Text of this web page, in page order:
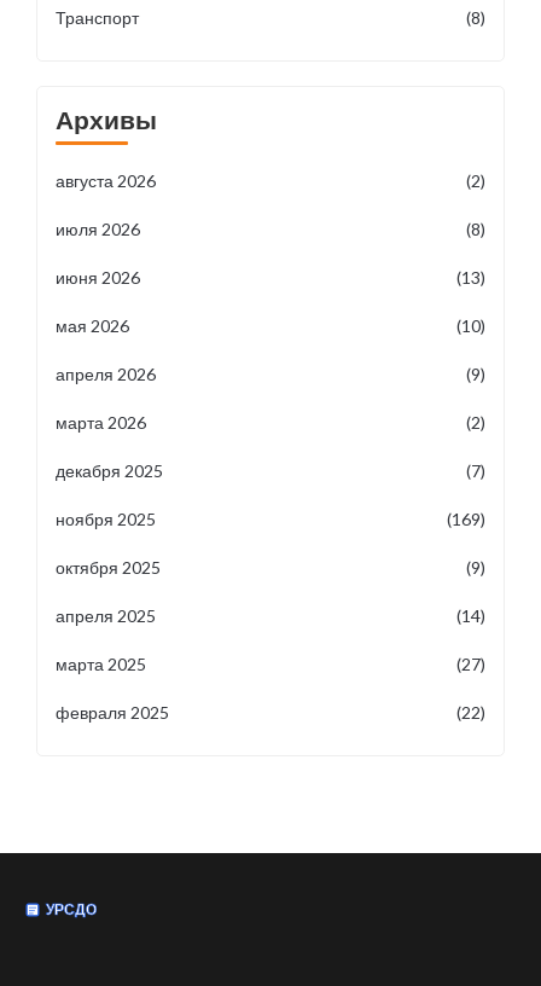
Транспорт (8)
Архивы
августа 2026 (2)
июля 2026 (8)
июня 2026 (13)
мая 2026 (10)
апреля 2026 (9)
марта 2026 (2)
декабря 2025 (7)
ноября 2025 (169)
октября 2025 (9)
апреля 2025 (14)
марта 2025 (27)
февраля 2025 (22)